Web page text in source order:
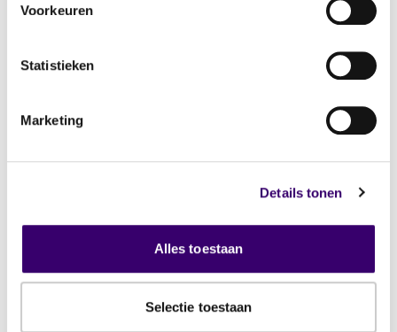
Voorkeuren
Statistieken
Marketing
Details tonen
Alles toestaan
Selectie toestaan
elke hypotheekverstrekker is. Gelukkig bestaan
er wel steeds meer mogelijkheden voor een
zzp-hypotheek.